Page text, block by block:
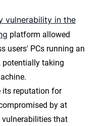
vulnerability in the
platform allowed
users' PCs running an
potentially taking
its reputation for
by at
vulnerabilities that